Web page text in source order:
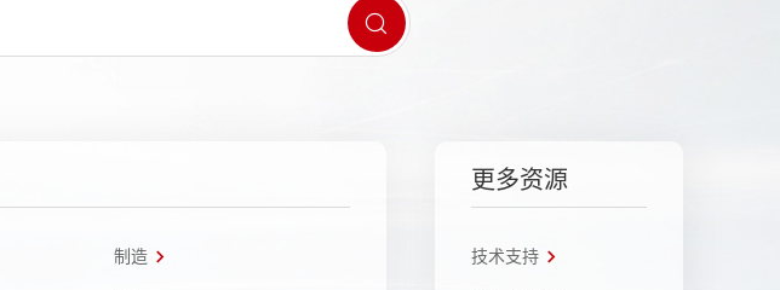
制造
更多资源
技术支持